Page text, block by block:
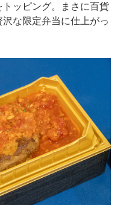
ッピング。まさに百貨
な限定弁当に仕上がっ